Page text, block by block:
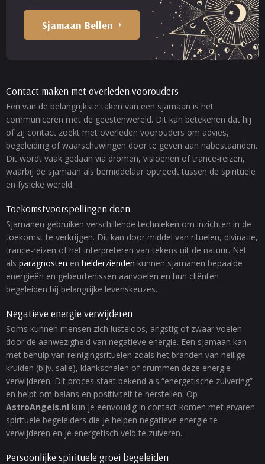
Sjamaan Bellen
Contact maken met overleden voorouders
Een van de belangrijkste taken van een sjamaan is het
communiceren met de geestenwereld. Dit kan betekenen dat hij
of zij contact zoekt met overleden voorouders om advies,
begeleiding of waarschuwingen door te geven aan nabestaanden.
Dit wordt vaak gedaan via dromen, visioenen of trance-reizen,
waarbij de sjamaan als bemiddelaar optreedt tussen de spirituele
en fysieke wereld.
Toekomstvoorspellingen doen
Sjamanen gebruiken verschillende technieken om inzichten in de
toekomst te verkrijgen. Dit kan door middel van rituelen, divinatie,
trance-reizen of het interpreteren van tekens uit de natuur. Net
als paragnosten en helderzienden kunnen sjamanen bepaalde
energieën en gebeurtenissen aanvoelen en hun cliënten
begeleiden bij belangrijke levenskeuzes.
Negatieve energie verwijderen
Soms kunnen mensen zich lusteloos, angstig of zwaar voelen
door de aanwezigheid van negatieve energie. Een sjamaan kan
met behulp van reinigingsrituelen zoals het branden van heilige
kruiden (bijv. salie), klankschalen of drummen deze energie
verwijderen. Dit proces staat bekend als “energetische zuivering”
en helpt om balans en positiviteit te herstellen. Op
AstroAngels.nl kun je eenvoudig in contact komen met ervaren
spirituele begeleiders die je helpen negatieve energie te
verwijderen en je energetisch veld te zuiveren.
Persoonlijke spirituele groei begeleiden